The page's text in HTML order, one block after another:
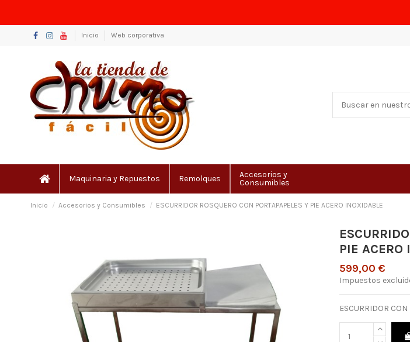
Inicio Web corporativa
Maquinaria y Repuestos Remolques
Accesorios y
Consumibles
Inicio Accesorios y Consumibles ESCURRIDOR ROSQUERO CON PORTAPAPELES Y PIE ACERO INOXIDABLE
PIE ACERO
599,00 €
Impuestos
ESCURRIDOR